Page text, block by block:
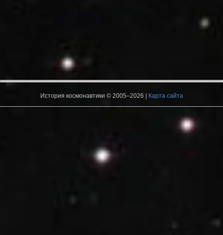
История космонавтики © 2005–2026 | Карта сайта